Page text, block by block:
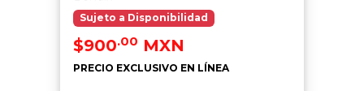
Sujeto a Disponibilidad
$900.00 MXN
PRECIO EXCLUSIVO EN LÍNEA